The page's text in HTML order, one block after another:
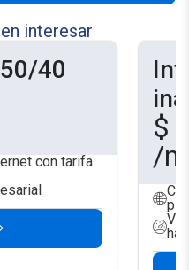
interesar
40
con tarifa
$
/